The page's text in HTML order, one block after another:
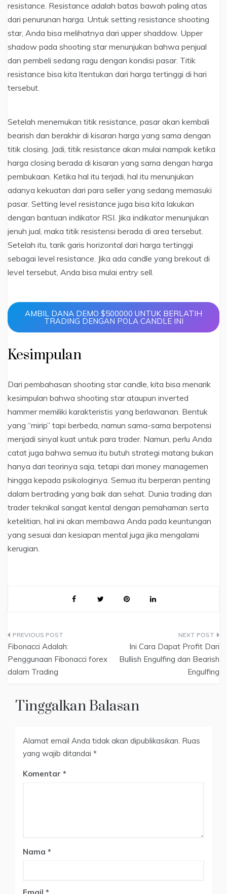
resistance. Resistance adalah batas bawah paling atas
dari penurunan harga. Untuk setting resistance shooting
star, Anda bisa melihatnya dari upper shaddow. Upper
shadow pada shooting star menunjukan bahwa penjual
dan pembeli sedang ragu dengan kondisi pasar. Titik
resistance bisa kita ltentukan dari harga tertinggi di hari
tersebut.
Setelah menemukan titik resistance, pasar akan kembali
bearish dan berakhir di kisaran harga yang sama dengan
titik closing. Jadi, titik resistance akan mulai nampak ketika
harga closing berada di kisaran yang sama dengan harga
pembukaan. Ketika hal itu terjadi, hal itu menunjukan
adanya kekuatan dari para seller yang sedang memasuki
pasar. Setting level resistance juga bisa kita lakukan
dengan bantuan indikator RSI. Jika indikator menunjukan
jenuh jual, maka titik resistensi berada di area tersebut.
Setelah itu, tarik garis horizontal dari harga tertinggi
sebagai level resistance. Jika ada candle yang brekout di
level tersebut, Anda bisa mulai entry sell.
AMBIL DANA DEMO $500000 UNTUK BERLATIH
TRADING DENGAN POLA CANDLE INI
Kesimpulan
Dari pembahasan shooting star candle, kita bisa menarik
kesimpulan bahwa shooting star ataupun inverted
hammer memiliki karakteristis yang berlawanan. Bentuk
yang “mirip” tapi berbeda, namun sama-sama berpotensi
menjadi sinyal kuat untuk para trader. Namun, perlu Anda
catat juga bahwa semua itu butuh strategi matang bukan
hanya dari teorinya saja, tetapi dari money managemen
hingga kepada psikologinya. Semua itu berperan penting
dalam bertrading yang baik dan sehat. Dunia trading dan
trader teknikal sangat kental dengan pemahaman serta
ketelitian, hal ini akan membawa Anda pada keuntungan
yang sesuai dan kesiapan mental juga jika mengalami
kerugian.
Navigasi
pos
Fibonacci Adalah:
Penggunaan Fibonacci forex
dalam Trading
Ini Cara Dapat Profit Dari
Bullish Engulfing dan Bearish
Engulfing
Tinggalkan Balasan
Alamat email Anda tidak akan dipublikasikan. Ruas
yang wajib ditandai *
Komentar
Nama *